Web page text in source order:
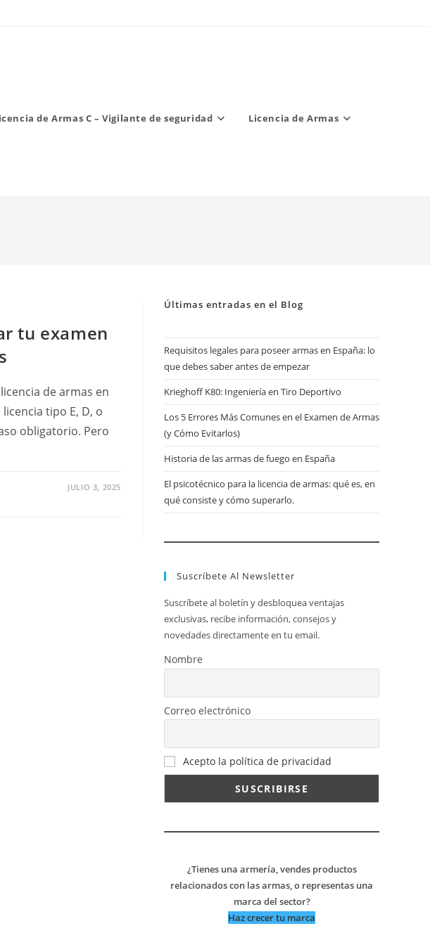
de Armas C – Vigilante de seguridad Licencia de Armas
tu examen
de armas en
licencia tipo E, D, o
obligatorio. Pero
JULIO 3, 2025
Últimas entradas en el Blog
Requisitos legales para poseer armas en España: lo
que debes saber antes de empezar
Krieghoff K80: Ingeniería en Tiro Deportivo
Los 5 Errores Más Comunes en el Examen de Armas
(y Cómo Evitarlos)
Historia de las armas de fuego en España
El psicotécnico para la licencia de armas: qué es, en
qué consiste y cómo superarlo.
Suscríbete Al Newsletter
Suscríbete al boletín y desbloquea ventajas
exclusivas, recibe información, consejos y
novedades directamente en tu email.
Nombre
Correo electrónico
Acepto la política de privacidad
¿Tienes una armería, vendes productos
relacionados con las armas, o representas una
marca del sector?
Haz crecer tu marca